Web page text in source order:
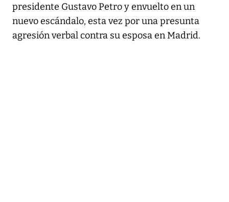
presidente Gustavo Petro y envuelto en un
nuevo escándalo, esta vez por una presunta
agresión verbal contra su esposa en Madrid.